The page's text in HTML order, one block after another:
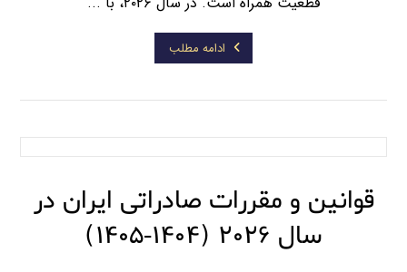
ادامه مطلب
قوانین و مقررات صادراتی ایران در
سال ۲۰۲۶ (۱۴۰۴-۱۴۰۵)